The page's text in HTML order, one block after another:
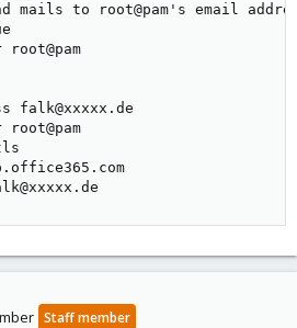
mails to root@pam's email
root@pam
falk@xxxxx.de
root@pam
Staff member